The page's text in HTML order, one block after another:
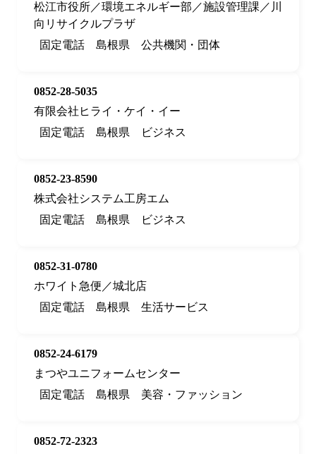
松江市役所／環境エネルギー部／施設管理課／川
向リサイクルプラザ
固定電話
島根県 公共機関・団体
0852-28-5035
有限会社ヒライ・ケイ・イー
固定電話
島根県 ビジネス
0852-23-8590
株式会社システム工房エム
固定電話
島根県 ビジネス
0852-31-0780
ホワイト急便／城北店
固定電話
島根県 生活サービス
0852-24-6179
まつやユニフォームセンター
固定電話
島根県 美容・ファッション
0852-72-2323